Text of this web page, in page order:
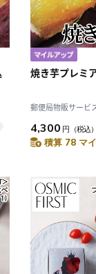
焼き芋プレミ
郵便局物販サービ
4,300 円 （税込）
積算 78 マ